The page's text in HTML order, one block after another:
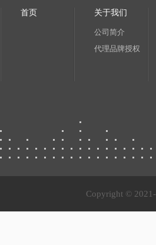
首页 关于我们
公司简介
代理品牌授权
Copyright © 2021-